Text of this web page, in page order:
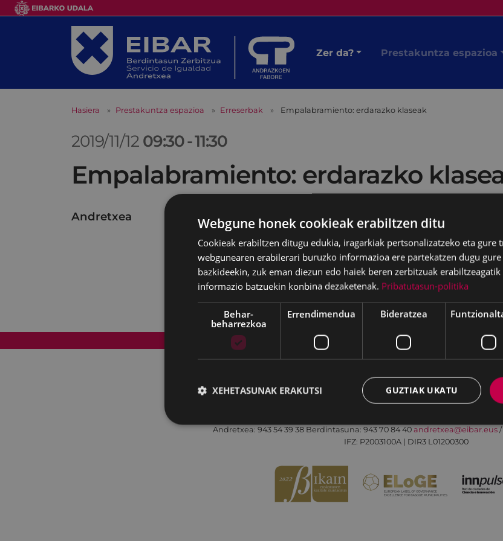
Zer da? Prestakuntza espazioa
Hasiera Prestakuntza espazioa Erreserbak Empalabramiento: erdarazko klaseak
2019/11/12 09:30-11:30
Empalabramiento: erdarazko
Andretxea
Web mapa Irisgarritasuna Kontaktua Lege-
Udalaren sare sozial guztiak
Andretxea: 943 54 39 38 Berdintasuna: 943 70 84 40 andretxea@eibar.eus/
IFZ: P2003100A | DIR3 L01200300
Webgune honek cookieak erabiltzen ditu
Cookieak erabiltzen ditugu edukia, iragarkiak pertsonalizatzeko eta gure
webgunearen erabilerari buruzko informazioa ere partekatzen dugu
bazkideekin, zuk eman diezun edo haiek beren zerbitzuak
informazio batzuekin konbina dezaketenak. Pribatutasun-politika
Behar-
beharrezkoa
Errendimendua Bideratzea
GUZTIAK UKATU
XEHETASUNAK ERAKUTSI